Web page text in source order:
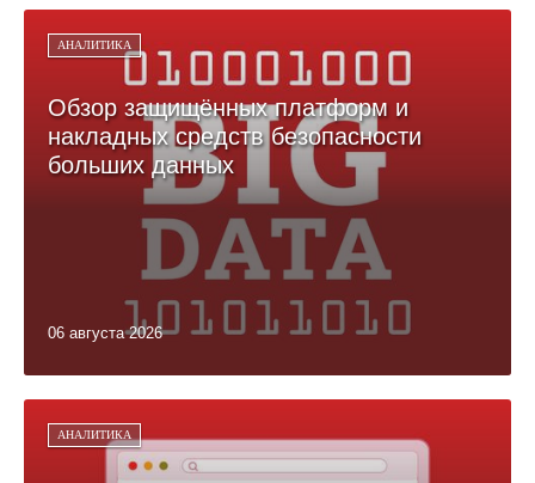
АНАЛИТИКА
Обзор защищённых платформ и
накладных средств безопасности
больших данных
06 августа 2026
АНАЛИТИКА